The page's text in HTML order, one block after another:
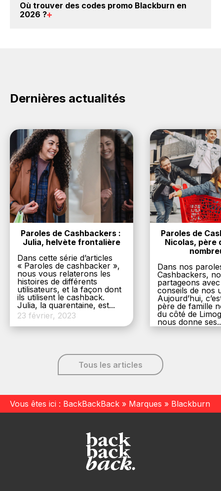
compte de vos éventuels bonus.
compte gratuitement pour cumuler vos réductions
Où trouver des codes promo Blackburn en
2026 ?
Dernières actualités
Paroles de Cashbackers :
Julia, helvète frontalière
Dans cette série d’articles
« Paroles de cashbacker »,
nous vous relaterons les
histoires de différents
utilisateurs, et la façon dont
ils utilisent le cashback.
Julia, la quarentaine, est...
23 février, 2023
Paroles de
Nicolas, père
Dans nos
Cashbackers,
partageons
conseils de nos
Aujourd’hui,
père de famille
du côté de
nous donne
Tous les articles
Vous êtes ici : BackBackBack » Marques » Blackburn